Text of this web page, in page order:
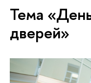
Тема
дверей»